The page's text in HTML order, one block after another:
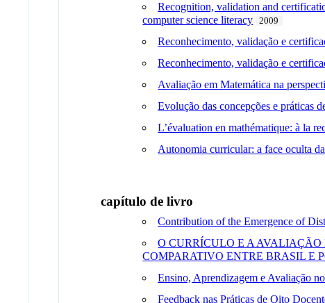
Recognition, validation and
computer science literacy
2009
Reconhecimento, validação e
Reconhecimento, validação e
Avaliação em Matemática na
Evolução das concepções e práticas
L’évaluation en mathématique: à la
Autonomia curricular: a face oculta
capítulo de livro
Contribution of the Emergence of
O CURRÍCULO E A
COMPARATIVO ENTRE BRASIL E
Ensino, Aprendizagem e Avaliação
Feedback nas Práticas de Oito